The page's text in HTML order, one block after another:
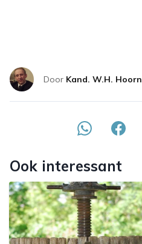
Door Kand. W.H. Hoorn
Ook interessant